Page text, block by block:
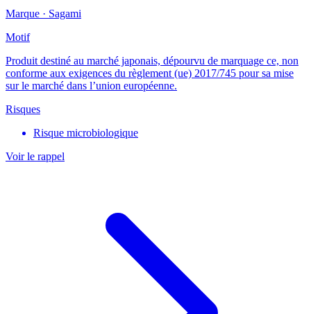
Marque · Sagami
Motif
Produit destiné au marché japonais, dépourvu de marquage ce, non
conforme aux exigences du règlement (ue) 2017/745 pour sa mise
sur le marché dans l’union européenne.
Risques
Risque microbiologique
Voir le rappel